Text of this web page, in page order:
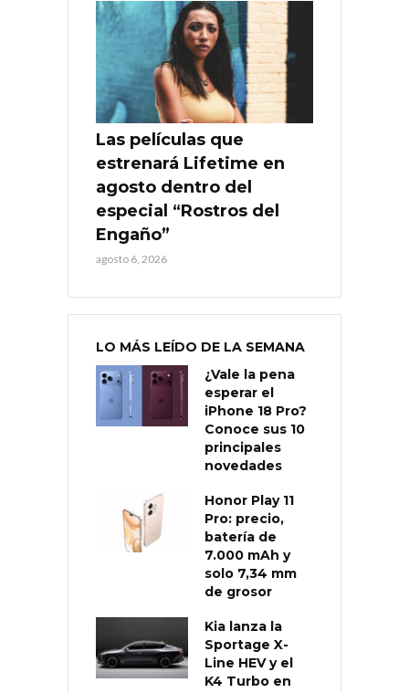
Las películas que
estrenará Lifetime en
agosto dentro del
especial “Rostros del
Engaño”
agosto 6, 2026
LO MÁS LEÍDO DE LA SEMANA
¿Vale la pena
esperar el
iPhone 18 Pro?
Conoce sus 10
principales
novedades
Honor Play 11
Pro: precio,
batería de
7.000 mAh y
solo 7,34 mm
de grosor
Kia lanza la
Sportage X-
Line HEV y el
K4 Turbo en